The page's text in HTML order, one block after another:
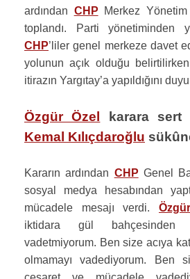
ardından CHP Merkez
toplandı. Parti yönetiminden
CHP’liler genel merkeze davet
yolunun açık olduğu
itirazın Yargıtay’a yapıldığını
Özgür Özel
karara sert
Kemal Kılıçdaroğlu
Kararın ardından CHP Genel
sosyal medya hesabından
mücadele mesajı verdi.
iktidara gül bahçesinden
vadetmiyorum. Ben size acıya
olmamayı vadediyorum. Ben